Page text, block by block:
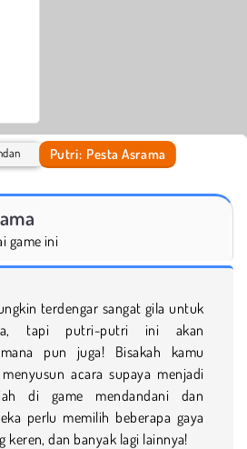
Putri: Pesta Asrama
game ini
terdengar sangat gila untuk
tapi putri-putri ini akan
pun juga! Bisakah kamu
acara supaya menjadi
di game mendandani dan
perlu memilih beberapa gaya
keren, dan banyak lagi lainnya!